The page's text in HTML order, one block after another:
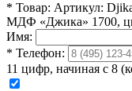
* Товар: Артикул:
МДФ «Джика» 1700,
Имя:
* Телефон:
11 цифр, начиная с 8